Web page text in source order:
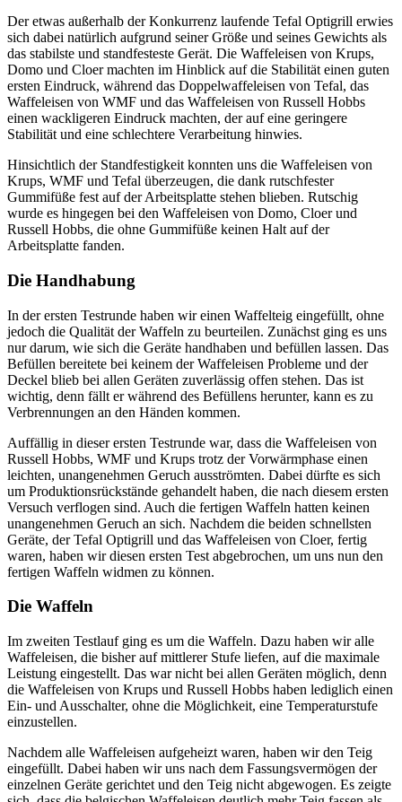
Der etwas außerhalb der Konkurrenz laufende Tefal Optigrill erwies
sich dabei natürlich aufgrund seiner Größe und seines Gewichts als
das stabilste und standfesteste Gerät. Die Waffeleisen von Krups,
Domo und Cloer machten im Hinblick auf die Stabilität einen guten
ersten Eindruck, während das Doppelwaffeleisen von Tefal, das
Waffeleisen von WMF und das Waffeleisen von Russell Hobbs
einen wackligeren Eindruck machten, der auf eine geringere
Stabilität und eine schlechtere Verarbeitung hinwies.
Hinsichtlich der Standfestigkeit konnten uns die Waffeleisen von
Krups, WMF und Tefal überzeugen, die dank rutschfester
Gummifüße fest auf der Arbeitsplatte stehen blieben. Rutschig
wurde es hingegen bei den Waffeleisen von Domo, Cloer und
Russell Hobbs, die ohne Gummifüße keinen Halt auf der
Arbeitsplatte fanden.
Die Handhabung
In der ersten Testrunde haben wir einen Waffelteig eingefüllt, ohne
jedoch die Qualität der Waffeln zu beurteilen. Zunächst ging es uns
nur darum, wie sich die Geräte handhaben und befüllen lassen. Das
Befüllen bereitete bei keinem der Waffeleisen Probleme und der
Deckel blieb bei allen Geräten zuverlässig offen stehen. Das ist
wichtig, denn fällt er während des Befüllens herunter, kann es zu
Verbrennungen an den Händen kommen.
Auffällig in dieser ersten Testrunde war, dass die Waffeleisen von
Russell Hobbs, WMF und Krups trotz der Vorwärmphase einen
leichten, unangenehmen Geruch ausströmten. Dabei dürfte es sich
um Produktionsrückstände gehandelt haben, die nach diesem ersten
Versuch verflogen sind. Auch die fertigen Waffeln hatten keinen
unangenehmen Geruch an sich. Nachdem die beiden schnellsten
Geräte, der Tefal Optigrill und das Waffeleisen von Cloer, fertig
waren, haben wir diesen ersten Test abgebrochen, um uns nun den
fertigen Waffeln widmen zu können.
Die Waffeln
Im zweiten Testlauf ging es um die Waffeln. Dazu haben wir alle
Waffeleisen, die bisher auf mittlerer Stufe liefen, auf die maximale
Leistung eingestellt. Das war nicht bei allen Geräten möglich, denn
die Waffeleisen von Krups und Russell Hobbs haben lediglich einen
Ein- und Ausschalter, ohne die Möglichkeit, eine Temperaturstufe
einzustellen.
Nachdem alle Waffeleisen aufgeheizt waren, haben wir den Teig
eingefüllt. Dabei haben wir uns nach dem Fassungsvermögen der
einzelnen Geräte gerichtet und den Teig nicht abgewogen. Es zeigte